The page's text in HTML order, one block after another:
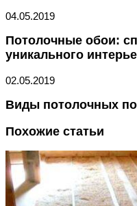
04.05.2019
Потолочные обои:
уникального
02.05.2019
Виды потолочных
Похожие статьи